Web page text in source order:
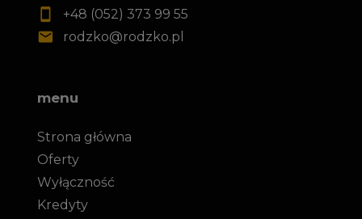
+48 (052) 373 99 55
rodzko@rodzko.pl
menu
Strona główna
Oferty
Wyłączność
Kredyty